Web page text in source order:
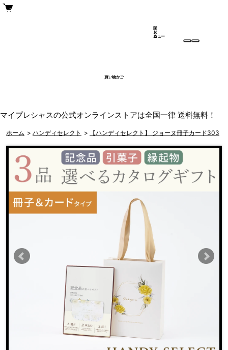
買い物かご
メ
ニュー
閉
じ
る
マイプレシャスの公式オンラインストアは全国一律 送料無料！
ホーム > ハンディセレクト > 【ハンディセレクト】 ジョーヌ冊子カード303